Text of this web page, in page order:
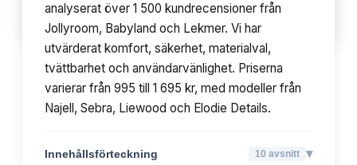
Innehållsförteckning 10avsnitt
analyserat över 1 500 kundrecensioner från
Jollyroom, Babyland och Lekmer. Vi har
utvärderat komfort, säkerhet, materialval,
tvättbarhet och användarvänlighet. Priserna
varierar från 995 till 1 695 kr, med modeller från
Najell, Sebra, Liewood och Elodie Details.
Innehållsförteckning 10 avsnitt ▾